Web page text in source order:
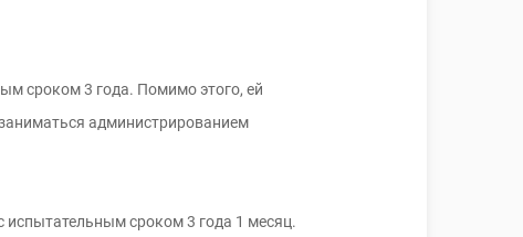
сроком 3 года. Помимо этого, ей
администрированием
испытательным сроком 3 года 1 месяц.